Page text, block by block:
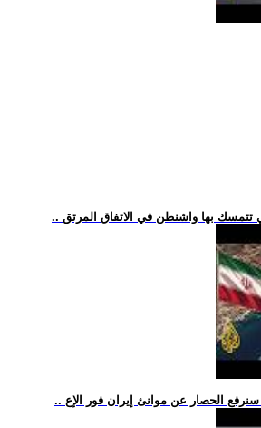
تتمسك بها واشنطن في الاتفاق المرتق
الحصار عن موانئ إيران فور الإع